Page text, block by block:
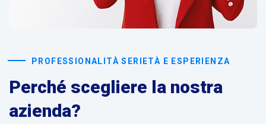
PROFESSIONALITÀ SERIETÀ E ESPERIENZA
Perché scegliere la nostra
azienda?